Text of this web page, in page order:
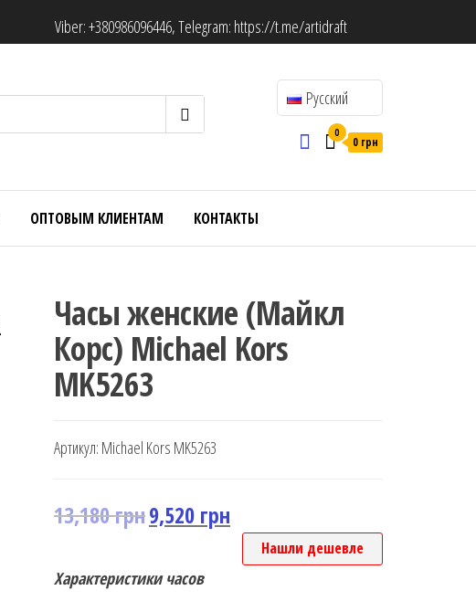
Viber:+380986096446, Telegram: https://t.me/artidraft
Русский
0
0 грн
ОПТОВЫМ КЛИЕНТАМ КОНТАКТЫ
Часы женские (Майкл
Корс) Michael Kors
MK5263
Артикул: Michael Kors MK5263
13,180грн9,520 грн
Нашли дешевле
Характеристики часов